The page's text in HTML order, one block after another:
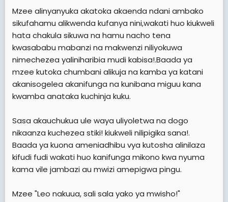
Mzee alinyanyuka akatoka akaenda ndani ambako
sikufahamu alikwenda kufanya nini,wakati huo kiukweli
hata chakula sikuwa na hamu nacho tena
kwasababu mabanzi na makwenzi niliyokuwa
nimechezea yaliniharibia mudi kabisa!.Baada ya
mzee kutoka chumbani alikuja na kamba ya katani
akanisogelea akanifunga na kunibana miguu kana
kwamba anataka kuchinja kuku.
Sasa akauchukua ule waya uliyoletwa na dogo
nikaanza kuchezea stiki! kiukweli nilipigika sana!.
Baada ya kuona ameniadhibu vya kutosha alinilaza
kifudi fudi wakati huo kanifunga mikono kwa nyuma
kama vile jambazi au mwizi amepigwa pingu.
Mzee "Leo nakuua, sali sala yako ya mwisho!"